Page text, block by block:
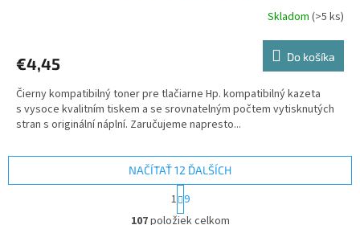
Skladom (>5 ks)
€4,45 Do košíka
Čierny kompatibilný toner pre tlačiarne Hp. kompatibilný kazeta
s vysoce kvalitním tiskem a se srovnatelným počtem vytisknutých
stran s originální náplní. Zaručujeme napresto...
O
NAČÍTAŤ 12 ĎALŠÍCH
S
t
r
1 9
107položiek celkom